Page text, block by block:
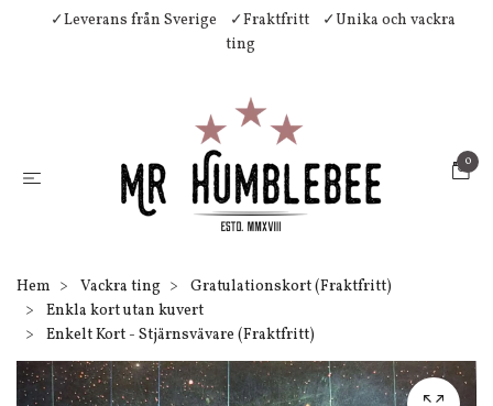
✓Leverans från Sverige ✓Fraktfritt
✓Unika och vackra
ting
0
Hem Vackra ting
Gratulationskort (Fraktfritt)
Enkla kort utan kuvert
Enkelt Kort - Stjärnsvävare (Fraktfritt)